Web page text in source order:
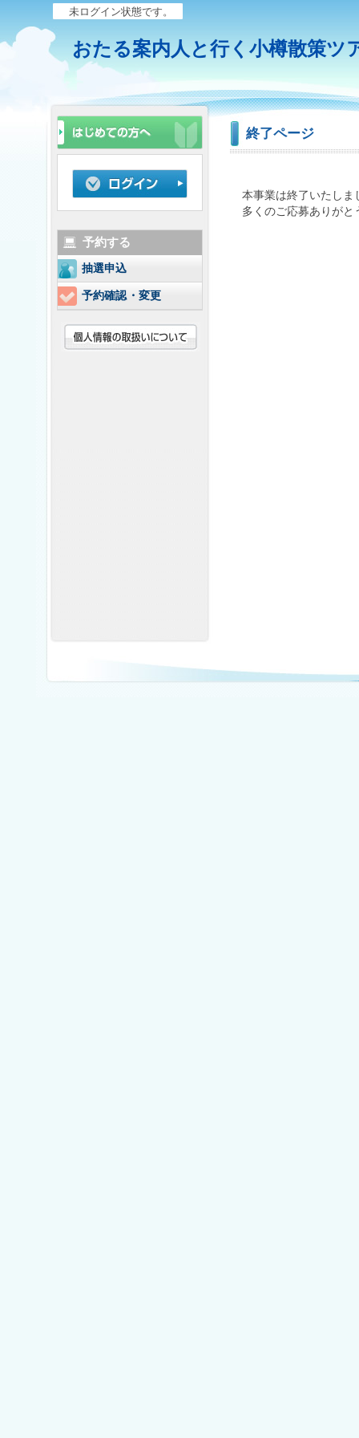
未ログイン状態です。
おたる案内人と行く小樽散策
予約する
抽選申込
予約確認・変更
終了ページ
本事業は終了いたしま
多くのご応募ありがと